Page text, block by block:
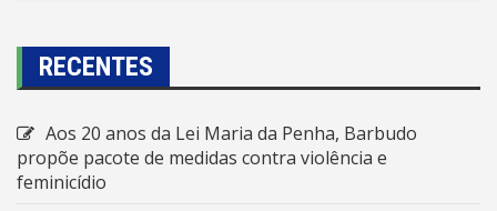
RECENTES
Aos 20 anos da Lei Maria da Penha, Barbudo
propõe pacote de medidas contra violência e
feminicídio